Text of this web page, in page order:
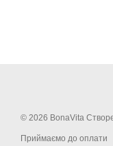
© 2026 BonaVita
Приймаємо до оплати